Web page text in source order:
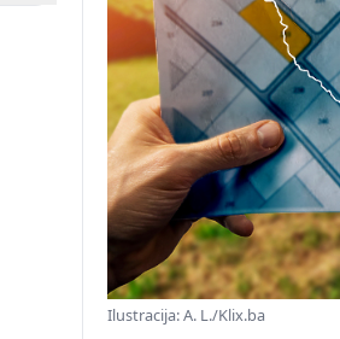
Ilustracija: A. L./Klix.ba